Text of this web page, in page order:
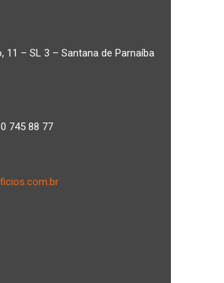
11 – SL 3 – Santana de Parnaíba
745 88 77